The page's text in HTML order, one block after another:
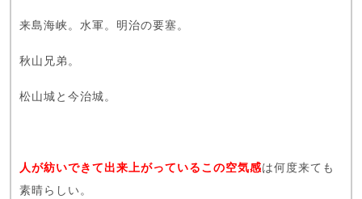
来島海峡。水軍。明治の要塞。
秋山兄弟。
松山城と今治城。
人が紡いできて出来上がっているこの空気感は何度来ても
素晴らしい。